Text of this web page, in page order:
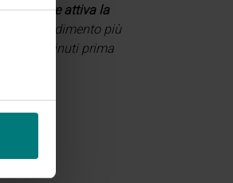
mantenere attiva la
di apprendimento più
30 minuti prima